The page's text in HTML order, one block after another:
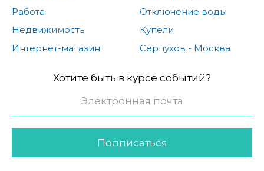
Работа
Недвижимость
Интернет-магазин
Отключение воды
Купели
Серпухов - Москва
Хотите быть в курсе событий?
Подписаться